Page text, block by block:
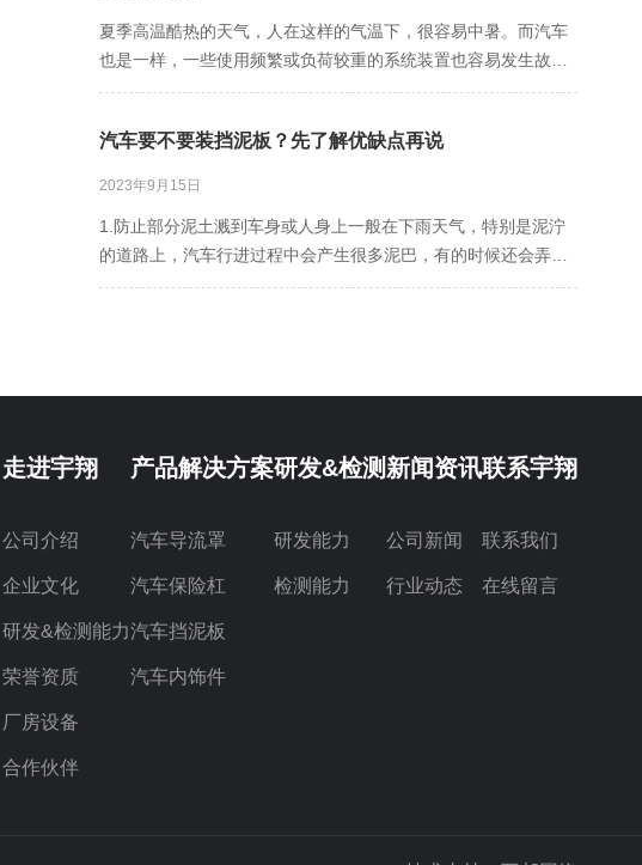
夏季高温酷热的天气，人在这样的气温下，很容易中暑。而汽车
也是一样，一些使用频繁或负荷较重的系统装置也容易发生故
障，这时对汽车的保养就显得很重要了，而夏季高温高湿，对车
识一定要知晓哦，谨防爱车在盛夏之际中暑！首先要防自燃。据
了解，自燃的原因多种多
汽车要不要装挡泥板？先了解优缺点再说
2023年9月15日
1.防止部分泥土溅到车身或人身上一般在下雨天气，特别是泥泞
的道路上，汽车行进过程中会产生很多泥巴，有的时候还会弄到
汽车车身上。汽车安装挡泥板厚，便可以帮助汽车抵挡泥沙，使
走进宇翔
公司介绍
企业文化
研发&检测能力
荣誉资质
厂房设备
合作伙伴
产品解决方案
汽车导流罩
汽车保险杠
汽车挡泥板
汽车内饰件
研发&检测
研发能力
检测能力
新闻资讯
公司新闻
行业动态
联系宇翔
联系我们
在线留言